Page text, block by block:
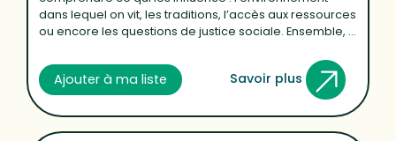
dans lequel on vit, les traditions, l’accès aux ressources
ou encore les questions de justice sociale. Ensemble, ...
Ajouter à ma liste Savoir plus